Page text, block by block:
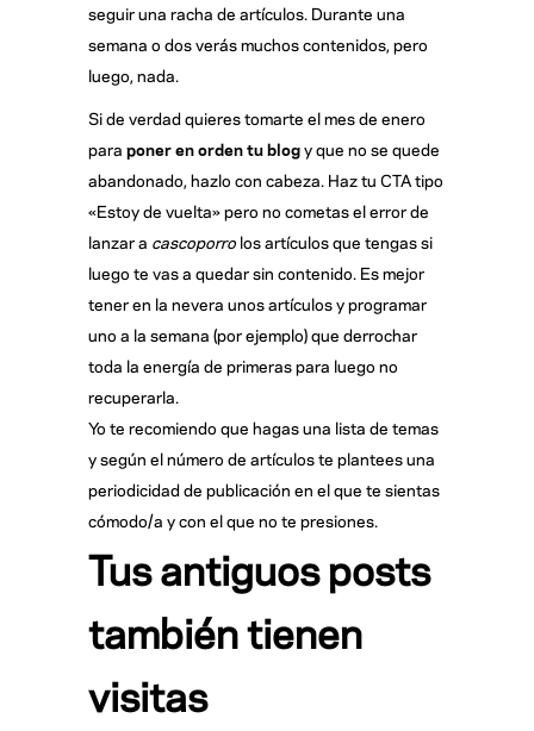
seguir una racha de artículos. Durante una
semana o dos verás muchos contenidos, pero
luego, nada.
Si de verdad quieres tomarte el mes de enero
para poner en orden tu blogy que no se quede
abandonado, hazlo con cabeza. Haz tu CTA tipo
«Estoy de vuelta» pero no cometas el error de
lanzar a cascoporro los artículos que tengas si
luego te vas a quedar sin contenido. Es mejor
tener en la nevera unos artículos y programar
uno a la semana (por ejemplo) que derrochar
toda la energía de primeras para luego no
recuperarla.
Yo te recomiendo que hagas una lista de temas
y según el número de artículos te plantees una
periodicidad de publicación en el que te sientas
cómodo/a y con el que no te presiones.
Tus antiguos posts
también tienen
visitas